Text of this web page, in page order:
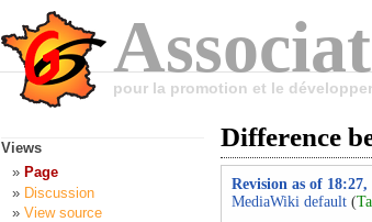
pour la promotion et le
Difference
Revision as of
MediaWiki default (
Views
Page
Discussion
View source